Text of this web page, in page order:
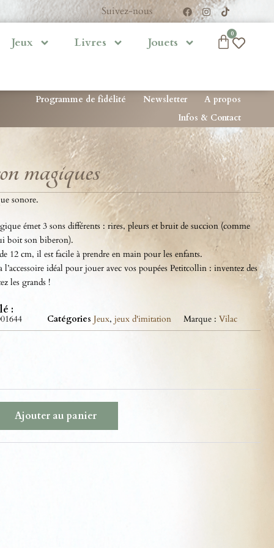
Suivez-nous
Jeux Livres Jouets
0
Programme de fidélité Newsletter
A propos
Infos & Contact
magiques
sonore.
émet 3 sons différents : rires, pleurs et bruit de succion (comme
boit son biberon).
12 cm, il est facile à prendre en main pour les enfants.
l’accessoire idéal pour jouer avec vos poupées Petitcollin : inventez des
les grands !
:
Catégories Jeux, jeux d'imitation Marque :Vilac
Ajouter au panier